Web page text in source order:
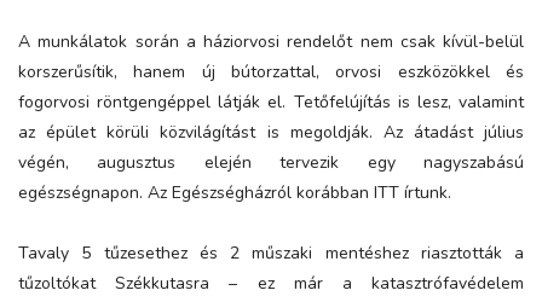
A munkálatok során a háziorvosi rendelőt nem csak kívül-belül
korszerűsítik, hanem új bútorzattal, orvosi eszközökkel és
fogorvosi röntgengéppel látják el. Tetőfelújítás is lesz, valamint
az épület körüli közvilágítást is megoldják. Az átadást július
végén, augusztus elején tervezik egy nagyszabású
egészségnapon. Az Egészségházról korábban ITT írtunk.
Tavaly 5 tűzesethez és 2 műszaki mentéshez riasztották a
tűzoltókat Székkutasra – ez már a katasztrófavédelem